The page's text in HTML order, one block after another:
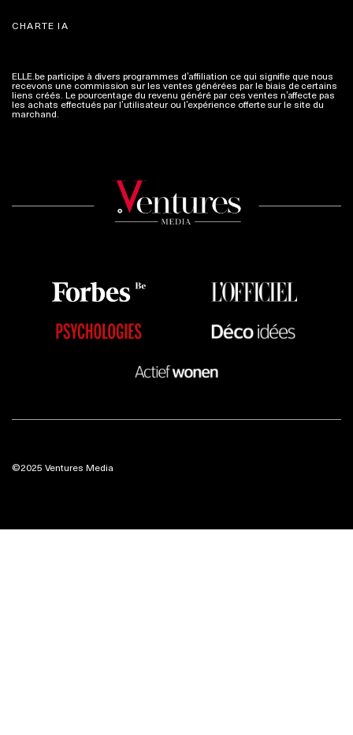
CHARTE IA
ELLE.be participe à divers programmes d’affiliation ce qui signifie que nous
recevons une commission sur les ventes générées par le biais de certains
liens créés. Le pourcentage du revenu généré par ces ventes n’affecte pas
les achats effectués par l’utilisateur ou l’expérience offerte sur le site du
marchand. Plus d'infos
©2025 Ventures Media